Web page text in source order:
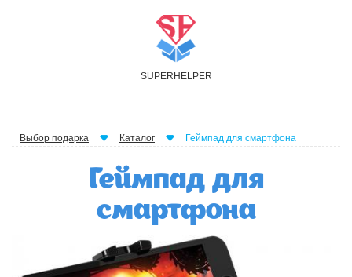
SUPER H ELPER
Выбор подарка Каталог Геймпад для смартфона
Геймпад для
смартфона